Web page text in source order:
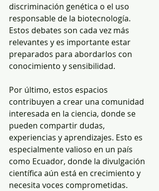
discriminación genética o el uso
responsable de la biotecnología.
Estos debates son cada vez más
relevantes y es importante estar
preparados para abordarlos con
conocimiento y sensibilidad.
Por último, estos espacios
contribuyen a crear una comunidad
interesada en la ciencia, donde se
pueden compartir dudas,
experiencias y aprendizajes. Esto es
especialmente valioso en un país
como Ecuador, donde la divulgación
científica aún está en crecimiento y
necesita voces comprometidas.